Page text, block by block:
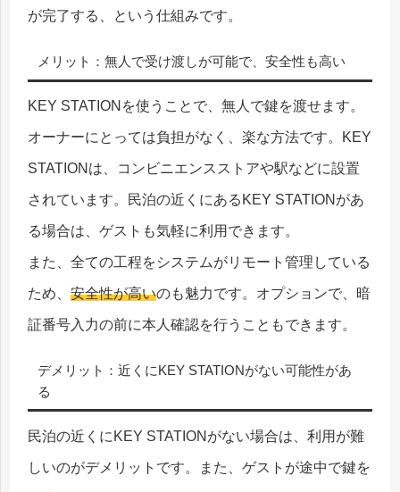
が完了する、という仕組みです。
メリット：無人で受け渡しが可能で、安全性も高い
KEY STATIONを使うことで、無人で鍵を渡せます。
オーナーにとっては負担がなく、楽な方法です。KEY
STATIONは、コンビニエンスストアや駅などに設置
されています。民泊の近くにあるKEY STATIONがあ
る場合は、ゲストも気軽に利用できます。
また、全ての工程をシステムがリモート管理している
ため、安全性が高いのも魅力です。オプションで、暗
証番号入力の前に本人確認を行うこともできます。
デメリット：近くにKEY STATIONがない可能性があ
る
民泊の近くにKEY STATIONがない場合は、利用が難
しいのがデメリットです。また、ゲストが途中で鍵を